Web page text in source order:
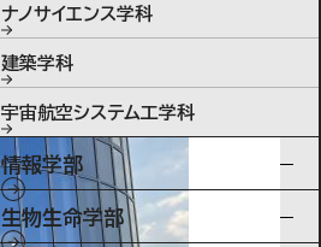
ナノサイエンス学科
建築学科
宇宙航空システム工学科
情報学部
生物生命学部